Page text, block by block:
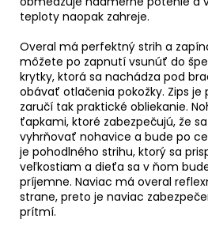
teploty naopak zahreje.
Overal má perfektný strih a
môžete po zapnutí vsunúť do
krytky, ktorá sa nachádza pod
obávať otlačenia pokožky. Zips je
zaručí tak praktické obliekanie.
ťapkami, ktoré zabezpečujú, že
vyhrňovať nohavice a bude po
je pohodlného strihu, ktorý sa
veľkostiam a dieťa sa v ňom
príjemne. Naviac má overal
strane, preto je naviac
prítmí.